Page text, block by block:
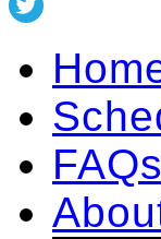
FAQs